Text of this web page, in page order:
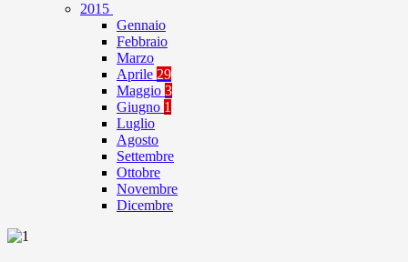
2015
Gennaio
Febbraio
Marzo
Aprile 29
Maggio 3
Giugno 1
Luglio
Agosto
Settembre
Ottobre
Novembre
Dicembre